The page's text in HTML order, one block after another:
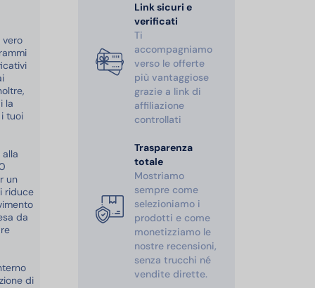
vero
la
tuoi
un
riduce
da
di
Link sicuri e
verificati
Ti
accompagniamo
verso le offerte
più vantaggiose
grazie a link di
affiliazione
controllati
Trasparenza
totale
Mostriamo
sempre come
selezioniamo i
prodotti e come
monetizziamo le
nostre recensioni,
senza trucchi né
vendite dirette.